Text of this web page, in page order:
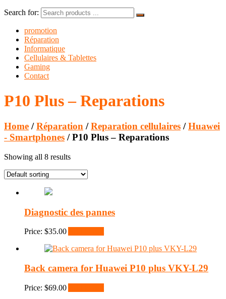
Search for:
promotion
Réparation
Informatique
Cellulaires & Tablettes
Gaming
Contact
P10 Plus – Reparations
Home /Réparation /Reparation cellulaires /Huawei
- Smartphones / P10 Plus – Reparations
Showing all 8 results
Diagnostic des pannes
Price: $35.00
Back camera for Huawei P10 plus VKY-L29
Price: $69.00